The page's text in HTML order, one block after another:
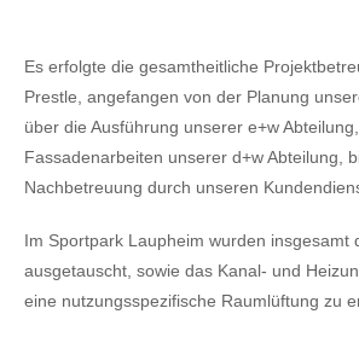
Es erfolgte die gesamtheitliche
Prestle, angefangen von der Planung
über die Ausführung unserer e+w
Fassadenarbeiten unserer d+w Abteilung,
Nachbetreuung durch unseren
Im Sportpark Laupheim wurden insgesamt
ausgetauscht, sowie das Kanal- und
eine nutzungsspezifische Raumlüftung zu